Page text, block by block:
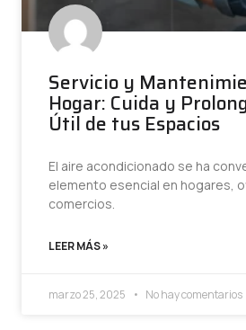
Servicio y
Hogar: Cuida y
Útil de tus Espacios
El aire acondicionado se ha
elemento esencial en hogares,
comercios.
LEER MÁS »
marzo 25, 2025 No hay comentarios